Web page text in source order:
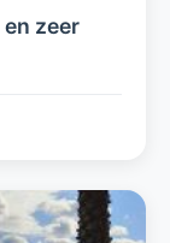
zeer